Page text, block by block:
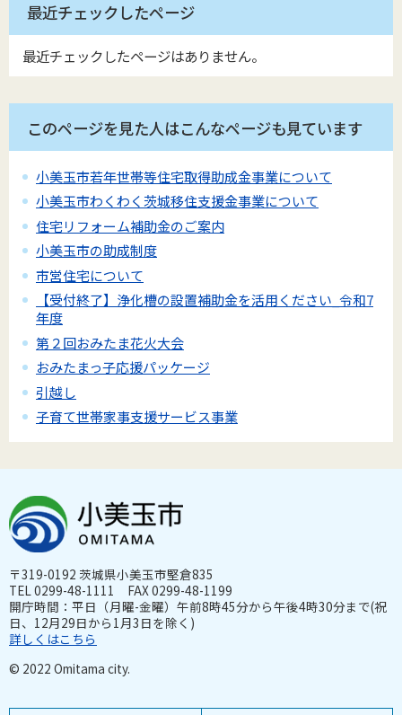
最近チェックしたページ
最近チェックしたページはありません。
このページを見た人はこんなページも見ています
小美玉市若年世帯等住宅取得助成金事業について
小美玉市わくわく茨城移住支援金事業について
住宅リフォーム補助金のご案内
小美玉市の助成制度
市営住宅について
【受付終了】浄化槽の設置補助金を活用ください_令和7
年度
第２回おみたま花火大会
おみたまっ子応援パッケージ
引越し
子育て世帯家事支援サービス事業
〒319-0192 茨城県小美玉市堅倉835
TEL 0299-48-1111 FAX 0299-48-1199
開庁時間：平日（月曜-金曜）午前8時45分から午後4時30分まで(祝
日、12月29日から1月3日を除く)
詳しくはこちら
© 2022 Omitama city.